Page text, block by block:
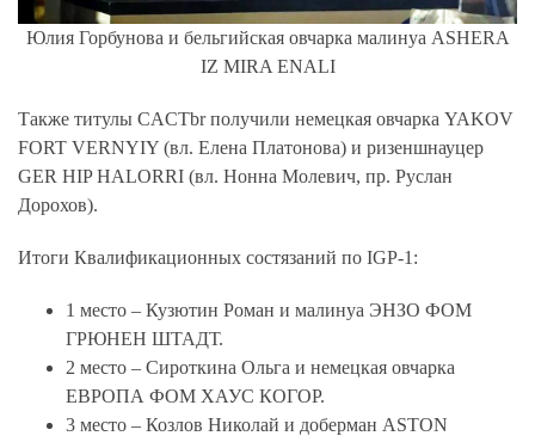
Юлия Горбунова и бельгийская овчарка малинуа ASHERA
IZ MIRA ENALI
Также титулы CACTbrполучили немецкая овчарка YAKOV
FORT VERNYIY (вл. Елена Платонова) и ризеншнауцер
GER HIP HALORRI (вл. Нонна Молевич, пр. Руслан
Дорохов).
Итоги Квалификационных состязаний по IGP-1:
1 место – Кузютин Роман и малинуа ЭНЗО ФОМ
ГРЮНЕН ШТАДТ.
2 место – Сироткина Ольга и немецкая овчарка
ЕВРОПА ФОМ ХАУС КОГОР.
3 место – Козлов Николай и доберман ASTON